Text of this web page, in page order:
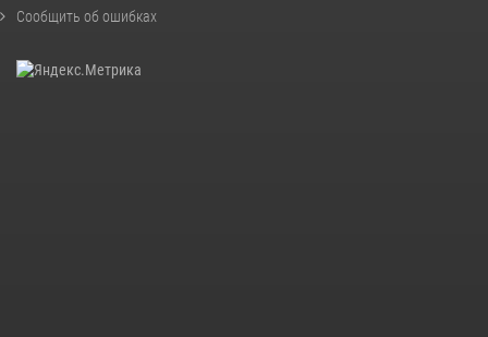
Сообщить об ошибках